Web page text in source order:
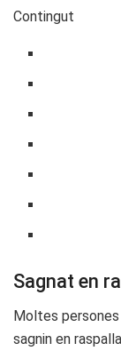
Contingut
Sagnat en
Moltes
sagnin en